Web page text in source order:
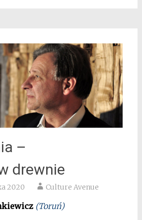
–
drewnie
2020 Culture Avenue
(Toruń)